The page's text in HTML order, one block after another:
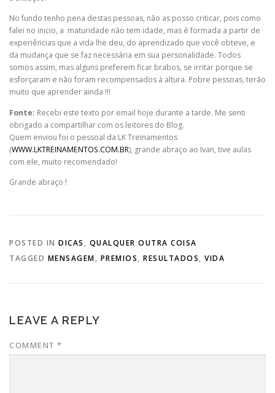
No fundo tenho pena destas pessoas, não as posso criticar, pois como
falei no inicio, a maturidade não tem idade, mas é formada a partir de
experiências que a vida lhe deu, do aprendizado que você obteve, e
da mudança que se faz necessária em sua personalidade. Todos
somos assim, mas alguns preferem ficar brabos, se irritar porque se
esforçaram e não foram recompensados à altura. Pobre pessoas, terão
muito que aprender ainda !!!
Fonte: Recebi este texto por email hoje durante a tarde. Me senti
obrigado a compartilhar com os leitores do Blog.
Quem enviou foi o pessoal da LK Treinamentos
(WWW.LKTREINAMENTOS.COM.BR), grande abraço ao Ivan, tive aulas
com ele, muito recomendado!
Grande abraço !
POSTED IN DICAS , QUALQUER OUTRA COISA
TAGGED MENSAGEM, PREMIOS, RESULTADOS, VIDA
LEAVE A REPLY
COMMENT *